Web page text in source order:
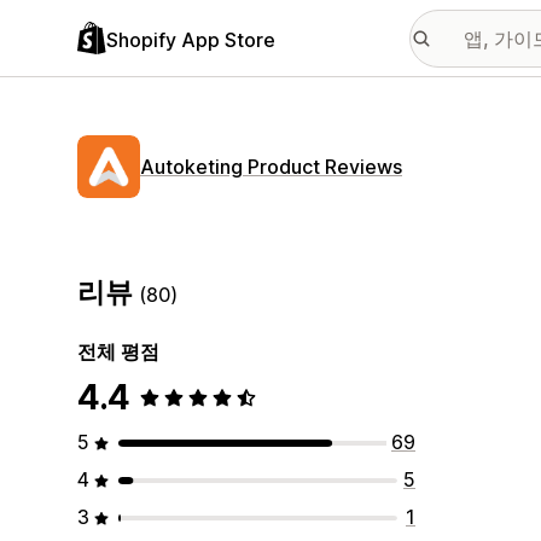
Shopify App Store
Autoketing Product Reviews
리뷰 (80)
전체 평점
4.4
5
69
4
5
3
1